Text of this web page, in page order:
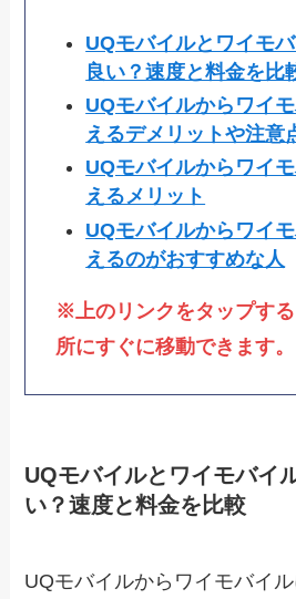
UQモバイルとワイモ
良い？速度と料金を比
UQモバイルからワイ
えるデメリットや注意
UQモバイルからワイ
えるメリット
UQモバイルからワイ
えるのがおすすめな人
※上のリンクをタップす
所にすぐに移動できます。
UQモバイルとワイモバイ
い？速度と料金を比較
UQモバイルからワイモバイ